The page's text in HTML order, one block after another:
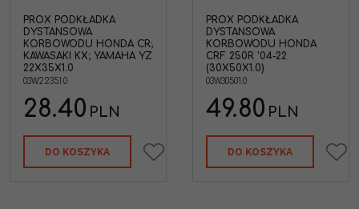
PROX PODKŁADKA
DYSTANSOWA
KORBOWODU HONDA CR;
KAWASAKI KX; YAMAHA YZ
22X35X1.0
03W.22351.0
28.40 PLN
DO KOSZYKA
PROX PODKŁADKA
DYSTANSOWA
KORBOWODU HONDA
CRF 250R '04-22
(30X50X1.0)
03W.30501.0
49.80 PLN
DO KOSZYKA